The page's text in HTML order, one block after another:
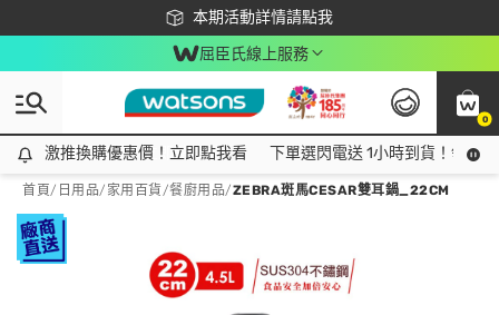
本期活動詳情請點我
下載app最高回饋$350
屈臣氏線上服務
0
激推換購優惠價！立即點我看
激推換購優惠價！立即點我看 下單選閃電送 1小時到貨！領神
首頁/ 日用品/ 家用百貨/餐廚用品/ZEBRA斑馬CESAR雙耳鍋_22CM